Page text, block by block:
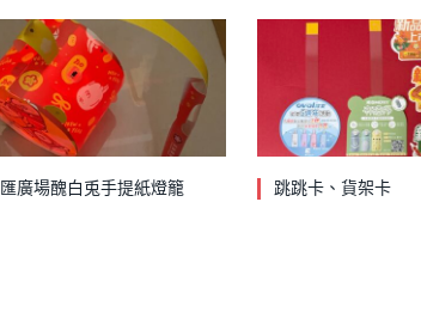
廣場醜白兎手提紙燈籠 跳跳卡、貨架卡